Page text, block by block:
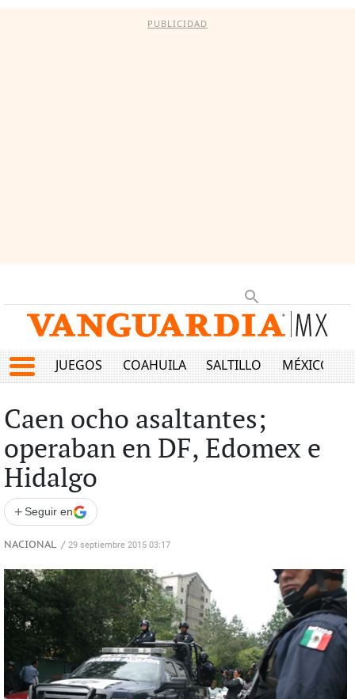
PUBLICIDAD
JUEGOS COAHUILA SALTILLO MÉXICO
Caen ocho asaltantes;
operaban en DF, Edomex e
Hidalgo
+ Seguir en
NACIONAL / 29 septiembre 2015 03:17